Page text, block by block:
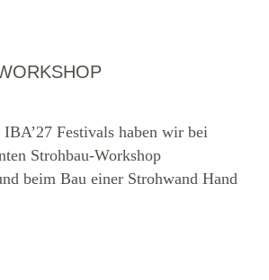
IBA’27 Festivals haben wir bei
Strohbau-Workshop
beim Bau einer Strohwand Hand